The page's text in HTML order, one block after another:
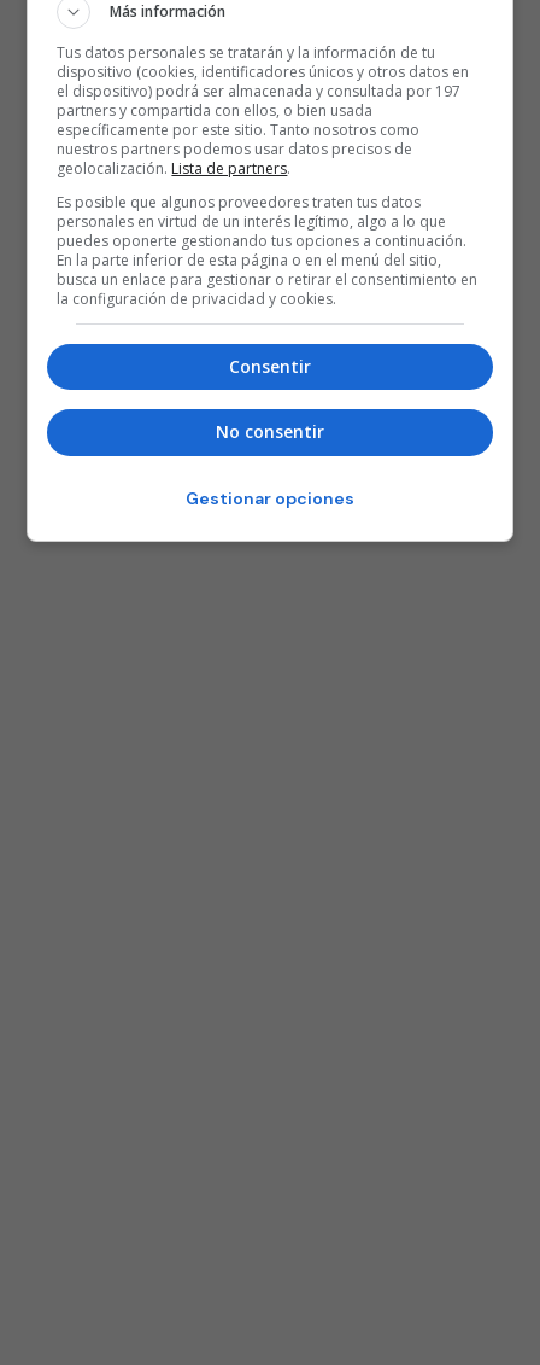
Más información
Tus datos personales se tratarán y la información de tu
dispositivo (cookies, identificadores únicos y otros datos en
el dispositivo) podrá ser almacenada y consultada por 197
partners y compartida con ellos, o bien usada
específicamente por este sitio. Tanto nosotros como
nuestros partners podemos usar datos precisos de
geolocalización. Lista de partners.
Es posible que algunos proveedores traten tus datos
personales en virtud de un interés legítimo, algo a lo que
puedes oponerte gestionando tus opciones a continuación.
En la parte inferior de esta página o en el menú del sitio,
busca un enlace para gestionar o retirar el consentimiento en
la configuración de privacidad y cookies.
Consentir
No consentir
Gestionar opciones